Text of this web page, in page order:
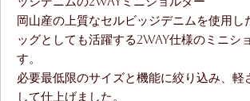
岡山産の上質なセルビッジデニムを使用し
ッグとしても活躍する2WAY仕様のミニシ
す。
必要最低限のサイズと機能に絞り込み、軽
して仕上げました。